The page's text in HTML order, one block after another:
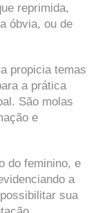
reprimida,
óbvia, ou de
propicia temas
a prática
São molas
e
do feminino, e
a
sua